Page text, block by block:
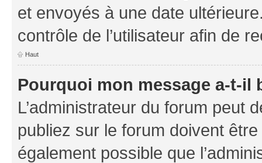
et envoyés à une date
contrôle de l’utilisateur afin de
Haut
Pourquoi mon message a-t-il
L’administrateur du forum peut
publiez sur le forum doivent
également possible que